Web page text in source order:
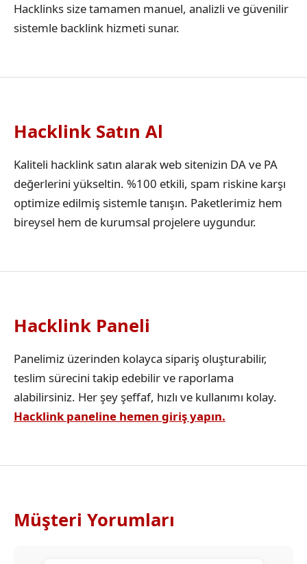
Hacklinks size tamamen manuel, analizli ve güvenilir
sistemle backlink hizmeti sunar.
Hacklink Satın Al
Kaliteli hacklink satın alarak web sitenizin DA ve PA
değerlerini yükseltin. %100 etkili, spam riskine karşı
optimize edilmiş sistemle tanışın. Paketlerimiz hem
bireysel hem de kurumsal projelere uygundur.
Hacklink Paneli
Panelimiz üzerinden kolayca sipariş oluşturabilir,
teslim sürecini takip edebilir ve raporlama
alabilirsiniz. Her şey şeffaf, hızlı ve kullanımı kolay.
Hacklink paneline hemen giriş yapın.
Müşteri Yorumları